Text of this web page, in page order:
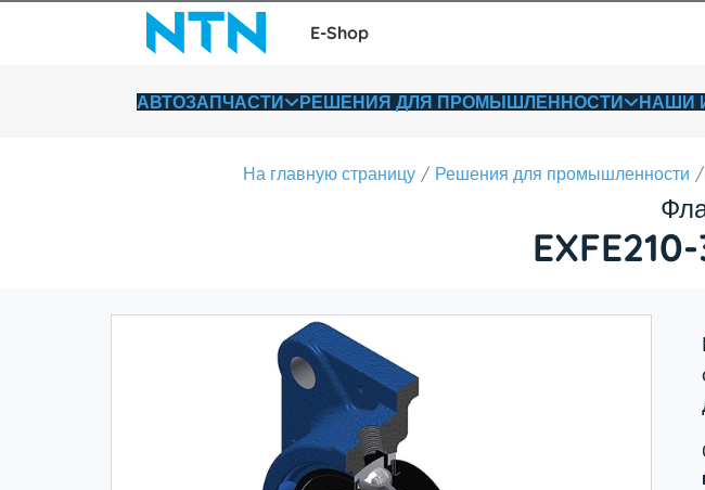
E-Shop
АВТОЗАПЧАСТИ РЕШЕНИЯ ДЛЯ ПРОМЫШЛЕННОСТИ НАШИ
На главную страницу Решения для промышленности